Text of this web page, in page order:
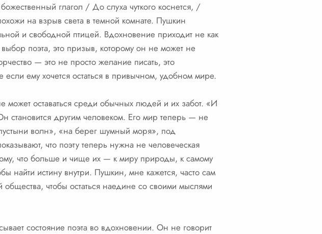
глагол / До слуха чуткого коснется, /
на взрыв света в темной комнате. Пушкин
и свободной птицей. Вдохновение приходит не как
поэта, это призыв, которому он не может не
— это не просто желание писать, это
ему хочется остаться в привычном, удобном мире.
оставаться среди обычных людей и их забот. «И
становится другим человеком. Его мир теперь — не
волн», «на берег шумный моря», под
что поэту теперь нужна не человеческая
что больше и чище их — к миру природы, к самому
найти истину внутри. Пушкин, мне кажется, часто сам
общества, чтобы остаться наедине со своими мыслями
состояние поэта во вдохновении. Он не говорит